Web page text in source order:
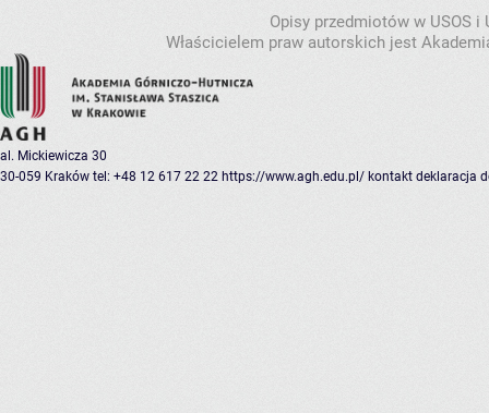
Opisy przedmiotów w USOS
Właścicielem praw autorskich jest
al. Mickiewicza 30
30-059 Kraków tel: +48 12 617 22 22 https://www.agh.edu.pl/ kontakt deklaracja